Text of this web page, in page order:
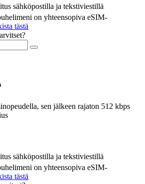
sähköpostilla ja tekstiviestillä
on yhteensopiva eSIM-
tästä
sen jälkeen rajaton 512 kbps
sähköpostilla ja tekstiviestillä
on yhteensopiva eSIM-
tästä